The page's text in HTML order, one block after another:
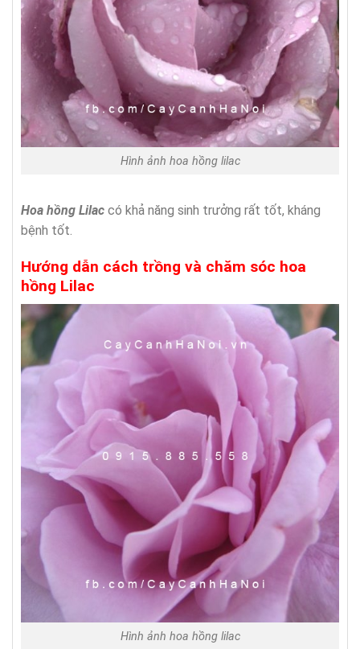
Hình ảnh hoa hồng lilac
Hoa hồng Lilac có khả năng sinh trưởng rất tốt, kháng
bệnh tốt.
Hướng dẫn cách trồng và chăm sóc hoa
hồng Lilac
Hình ảnh hoa hồng lilac